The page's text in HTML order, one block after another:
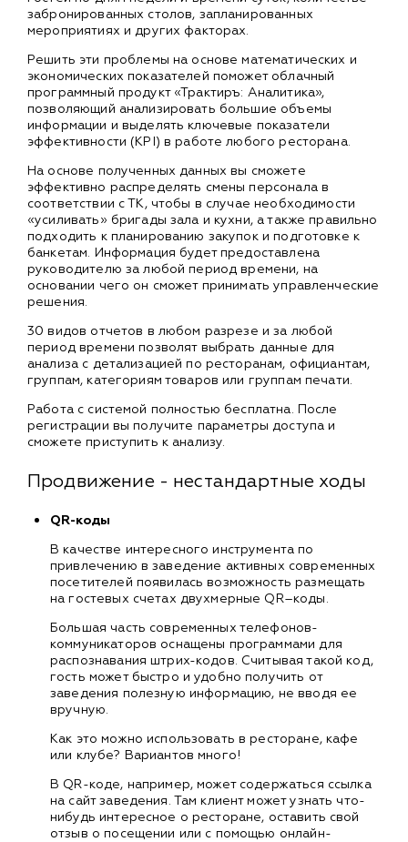
забронированных столов, запланированных
мероприятиях и других факторах.
Решить эти проблемы на основе математических и
экономических показателей поможет облачный
программный продукт «Трактиръ: Аналитика»,
позволяющий анализировать большие объемы
информации и выделять ключевые показатели
эффективности (KPI) в работе любого ресторана.
На основе полученных данных вы сможете
эффективно распределять смены персонала в
соответствии с ТК, чтобы в случае необходимости
«усиливать» бригады зала и кухни, а также правильно
подходить к планированию закупок и подготовке к
банкетам. Информация будет предоставлена
руководителю за любой период времени, на
основании чего он сможет принимать управленческие
решения.
30 видов отчетов в любом разрезе и за любой
период времени позволят выбрать данные для
анализа с детализацией по ресторанам, официантам,
группам, категориям товаров или группам печати.
Работа с системой полностью бесплатна. После
регистрации вы получите параметры доступа и
сможете приступить к анализу.
Продвижение - нестандартные ходы
QR-коды
В качестве интересного инструмента по
привлечению в заведение активных современных
посетителей появилась возможность размещать
на гостевых счетах двухмерные QR–коды.
Большая часть современных телефонов-
коммуникаторов оснащены программами для
распознавания штрих-кодов. Считывая такой код,
гость может быстро и удобно получить от
заведения полезную информацию, не вводя ее
вручную.
Как это можно использовать в ресторане, кафе
или клубе? Вариантов много!
В QR-коде, например, может содержаться ссылка
на сайт заведения. Там клиент может узнать что-
нибудь интересное о ресторане, оставить свой
отзыв о посещении или с помощью онлайн-